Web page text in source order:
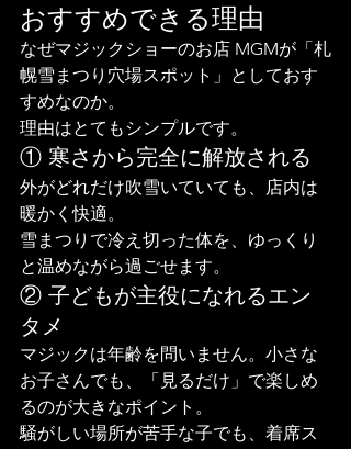
おすすめできる理由
なぜマジックショーのお店 MGMが「札
幌雪まつり穴場スポット」としておす
すめなのか。
理由はとてもシンプルです。
① 寒さから完全に解放される
外がどれだけ吹雪いていても、店内は
暖かく快適。
雪まつりで冷え切った体を、ゆっくり
と温めながら過ごせます。
② 子どもが主役になれるエン
タメ
マジックは年齢を問いません。小さな
お子さんでも、「見るだけ」で楽しめ
るのが大きなポイント。
騒がしい場所が苦手な子でも、着席ス